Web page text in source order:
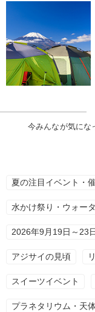
今みんなが気にな
夏の注目イベント・
水かけ祭り・ウォー
2026年9月19日～23
アジサイの見頃
スイーツイベント
プラネタリウム・天